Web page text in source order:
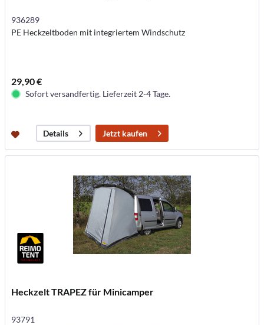
936289
PE Heckzeltboden mit integriertem Windschutz
29,90 €
Sofort versandfertig. Lieferzeit 2-4 Tage.
Details Jetzt kaufen
Heckzelt TRAPEZ für Minicamper
93791